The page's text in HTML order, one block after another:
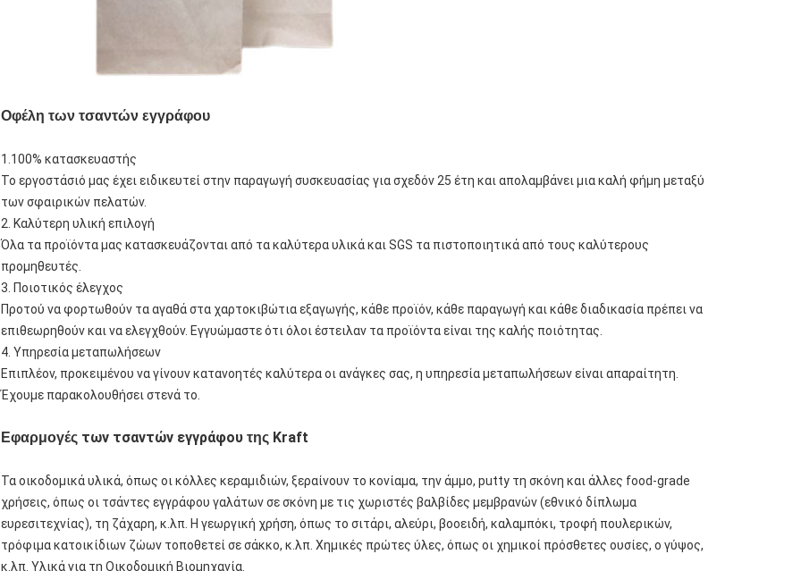
Οφέλη των τσαντών εγγράφου
1.100% κατασκευαστής
Το εργοστάσιό μας έχει ειδικευτεί στην παραγωγή συσκευασίας για σχεδόν 25 έτη και απολαμβάνει μια καλή φήμη μεταξύ
των σφαιρικών πελατών.
2. Καλύτερη υλική επιλογή
Όλα τα προϊόντα μας κατασκευάζονται από τα καλύτερα υλικά και SGS τα πιστοποιητικά από τους καλύτερους
προμηθευτές.
3. Ποιοτικός έλεγχος
Προτού να φορτωθούν τα αγαθά στα χαρτοκιβώτια εξαγωγής, κάθε προϊόν, κάθε παραγωγή και κάθε διαδικασία πρέπει να
επιθεωρηθούν και να ελεγχθούν. Εγγυώμαστε ότι όλοι έστειλαν τα προϊόντα είναι της καλής ποιότητας.
4. Υπηρεσία μεταπωλήσεων
Επιπλέον, προκειμένου να γίνουν κατανοητές καλύτερα οι ανάγκες σας, η υπηρεσία μεταπωλήσεων είναι απαραίτητη.
Έχουμε παρακολουθήσει στενά το.
Εφαρμογές των τσαντών εγγράφου της Kraft
Τα οικοδομικά υλικά, όπως οι κόλλες κεραμιδιών, ξεραίνουν το κονίαμα, την άμμο, putty τη σκόνη και άλλες food-grade
χρήσεις, όπως οι τσάντες εγγράφου γαλάτων σε σκόνη με τις χωριστές βαλβίδες μεμβρανών (εθνικό δίπλωμα
ευρεσιτεχνίας), τη ζάχαρη, κ.λπ. Η γεωργική χρήση, όπως το σιτάρι, αλεύρι, βοοειδή, καλαμπόκι, τροφή πουλερικών,
τρόφιμα κατοικίδιων ζώων τοποθετεί σε σάκκο, κ.λπ. Χημικές πρώτες ύλες, όπως οι χημικοί πρόσθετες ουσίες, ο γύψος,
κ.λπ. Υλικά για τη Οικοδομική Βιομηχανία.